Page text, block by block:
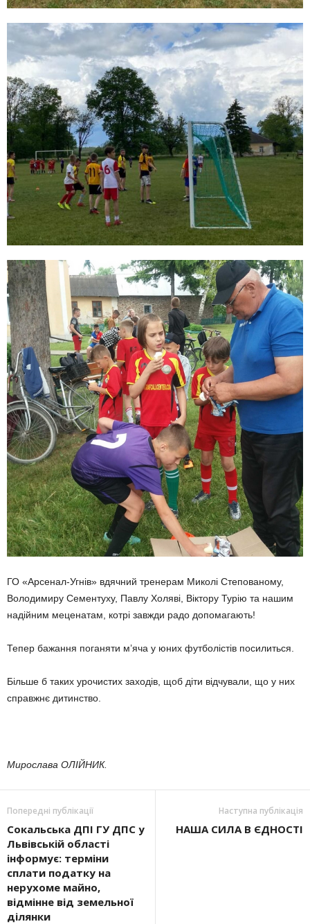
ГО «Арсенал-Угнів» вдячний тренерам Миколі Степованому,
Володимиру Сементуху, Павлу Холяві, Віктору Турію та нашим
надійним меценатам, котрі завжди радо допомагають!
Тепер бажання поганяти м’яча у юних футболістів посилиться.
Більше б таких урочистих захо­дів, щоб діти відчували, що у них
справжнє дитинство.
Мирослава ОЛІЙНИК.
Попередні публікації
Сокальська ДПІ ГУ ДПС у
Львівській області
інформує: терміни
сплати податку на
нерухоме майно,
відмінне від земельної
ділянки
Наступна публікація
НАША СИЛА В ЄДНОСТІ